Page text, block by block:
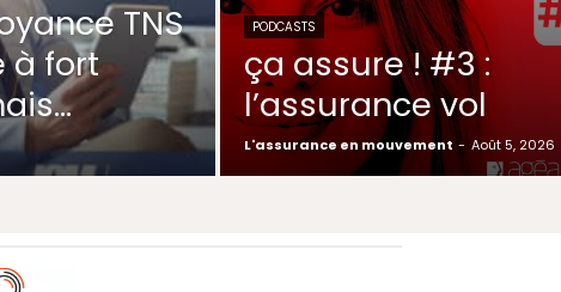
TNS
à fort
PODCASTS
ça assure ! #3 :
l’assurance vol
L'assurance en mouvement - Août 5, 2026